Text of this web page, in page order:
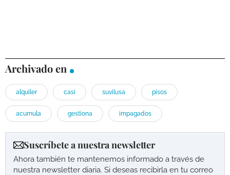
Archivado en
alquiler casi suvilusa pisos
acumula gestiona impagados
Suscríbete a nuestra newsletter
Ahora también te mantenemos informado a través de
nuestra newsletter diaria. Si deseas recibirla en tu correo